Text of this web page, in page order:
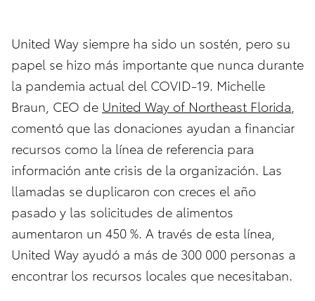
United Way siempre ha sido un sostén, pero su
papel se hizo más importante que nunca durante
la pandemia actual del COVID-19. Michelle
Braun, CEO de United Way of Northeast Florida
comentó que las donaciones ayudan a financiar
recursos como la línea de referencia para
información ante crisis de la organización. Las
llamadas se duplicaron con creces el año
pasado y las solicitudes de alimentos
aumentaron un 450 %. A través de esta línea,
United Way ayudó a más de 300 000 personas a
encontrar los recursos locales que necesitaban.